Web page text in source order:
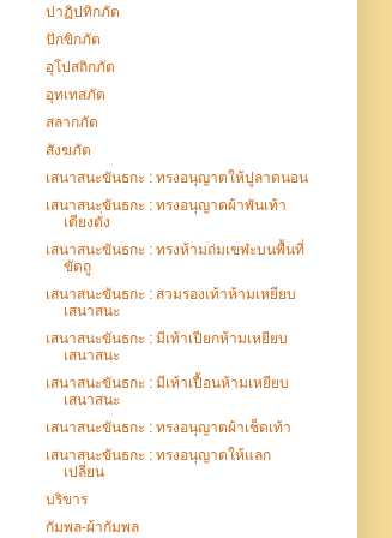
ปาฏิปทิกภัต
ปักขิกภัต
อุโปสถิกภัต
อุทเทสภัต
สลากภัต
สังฆภัต
เสนาสนะขันธกะ : ทรงอนุญาตให้ปูลาดนอน
เสนาสนะขันธกะ : ทรงอนุญาตผ้าพันเท้า
เตียงตั่ง
เสนาสนะขันธกะ : ทรงห้ามถ่มเขฬะบนพื้นที่
ขัดถู
เสนาสนะขันธกะ : สวมรองเท้าห้ามเหยียบ
เสนาสนะ
เสนาสนะขันธกะ : มีเท้าเปียกห้ามเหยียบ
เสนาสนะ
เสนาสนะขันธกะ : มีเท้าเปื้อนห้ามเหยียบ
เสนาสนะ
เสนาสนะขันธกะ : ทรงอนุญาตผ้าเช็ดเท้า
เสนาสนะขันธกะ : ทรงอนุญาตให้แลก
เปลี่ยน
บริขาร
กัมพล-ผ้ากัมพล